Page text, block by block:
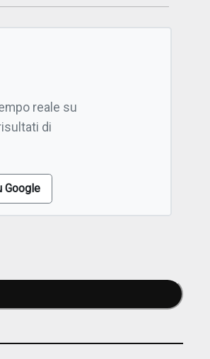
reale su
di
Google